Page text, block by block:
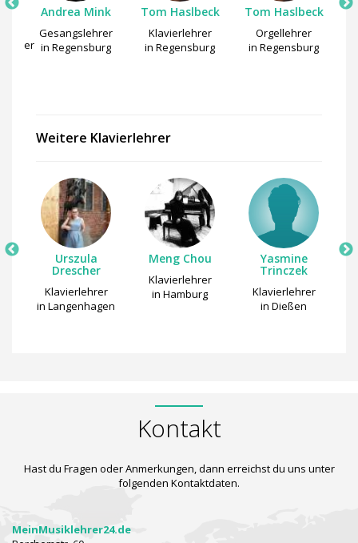
Andrea Mink
Gesangslehrer
in Regensburg
Tom Haslbeck
Klavierlehrer
in Regensburg
Tom Haslbeck
Orgellehrer
in Regensburg
Weitere Klavierlehrer
Urszula
Drescher
Klavierlehrer
in Langenhagen
Meng Chou
Klavierlehrer
in Hamburg
Yasmine
Trinczek
Klavierlehrer
in Dießen
Kontakt
Hast du Fragen oder Anmerkungen, dann erreichst du uns unter
folgenden Kontaktdaten.
MeinMusiklehrer24.de